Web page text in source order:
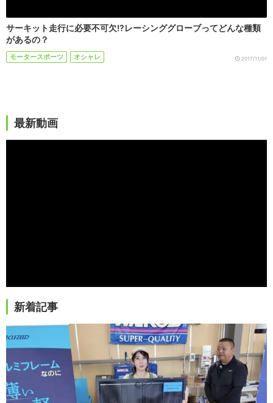
サーキット走行に必要不可欠!?レーシンググローブってどんな種類
があるの？
モータースポーツ オシャレ 2017/11/01
最新動画
新着記事